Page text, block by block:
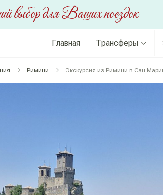
выбор для Ваших поездок
Главная Трансферы
Римини Экскурсия из Римини в Сан